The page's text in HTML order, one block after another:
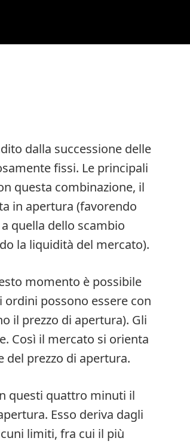
dalla successione delle
fissi. Le principali
questa combinazione, il
in apertura (favorendo
quella dello scambio
la liquidità del mercato).
momento è possibile
possono essere con
il prezzo di apertura). Gli
Così il mercato si orienta
del prezzo di apertura.
In questi quattro minuti il
Esso deriva dagli
limiti, fra cui il più